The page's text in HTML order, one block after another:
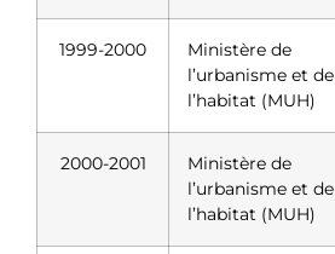
1999-2000
Ministère de
l’urbanisme et de
l’habitat (MUH)
2000-2001
Ministère de
l’urbanisme et de
l’habitat (MUH)